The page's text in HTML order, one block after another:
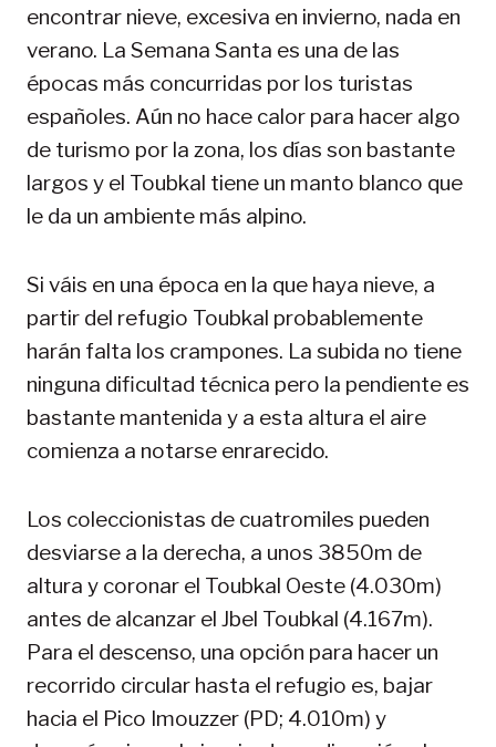
encontrar nieve, excesiva en invierno, nada en
verano. La Semana Santa es una de las
épocas más concurridas por los turistas
españoles. Aún no hace calor para hacer algo
de turismo por la zona, los días son bastante
largos y el Toubkal tiene un manto blanco que
le da un ambiente más alpino.
Si váis en una época en la que haya nieve, a
partir del refugio Toubkal probablemente
harán falta los crampones. La subida no tiene
ninguna dificultad técnica pero la pendiente es
bastante mantenida y a esta altura el aire
comienza a notarse enrarecido.
Los coleccionistas de cuatromiles pueden
desviarse a la derecha, a unos 3850m de
altura y coronar el Toubkal Oeste (4.030m)
antes de alcanzar el Jbel Toubkal (4.167m).
Para el descenso, una opción para hacer un
recorrido circular hasta el refugio es, bajar
hacia el Pico Imouzzer (PD; 4.010m) y